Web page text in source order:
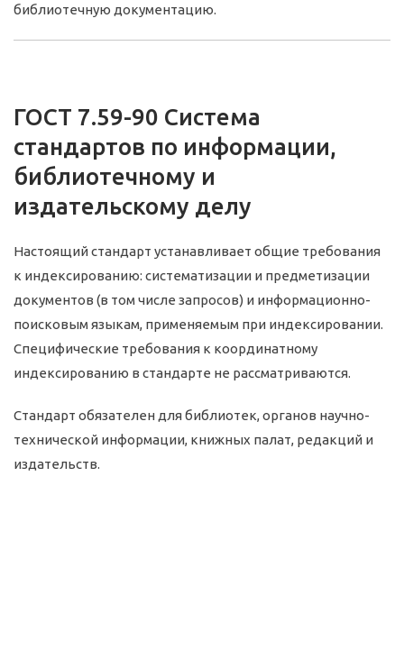
библиотечную документацию.
ГОСТ 7.59-90 Система
стандартов по информации,
библиотечному и
издательскому делу
Настоящий стандарт устанавливает общие требования
к индексированию: систематизации и предметизации
документов (в том числе запросов) и информационно-
поисковым языкам, применяемым при индексировании.
Специфические требования к координатному
индексированию в стандарте не рассматриваются.
Стандарт обязателен для библиотек, органов научно-
технической информации, книжных палат, редакций и
издательств.